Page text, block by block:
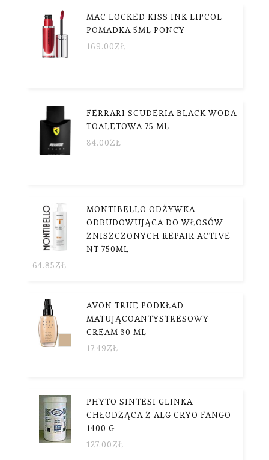
MAC LOCKED KISS INK LIPCOL
POMADKA 5ML PONCY
169.00ZŁ
FERRARI SCUDERIA BLACK WODA
TOALETOWA 75 ML
84.00ZŁ
MONTIBELLO ODŻYWKA
ODBUDOWUJĄCA DO WŁOSÓW
ZNISZCZONYCH REPAIR ACTIVE
NT 750ML
64.85ZŁ
AVON TRUE PODKŁAD
MATUJĄCOANTYSTRESOWY
CREAM 30 ML
17.49ZŁ
PHYTO SINTESI GLINKA
CHŁODZĄCA Z ALG CRYO FANGO
1400 G
127.00ZŁ